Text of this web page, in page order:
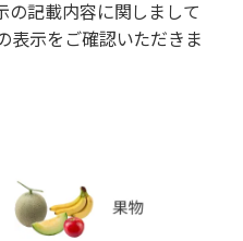
の記載内容に関しまして
表示をご確認いただきま